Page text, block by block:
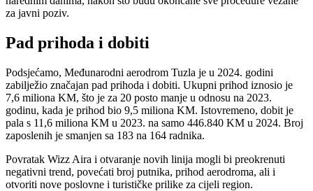
za javni poziv.
Pad prihoda i dobiti
Podsjećamo, Međunarodni aerodrom Tuzla je u 2024. godini
zabilježio značajan pad prihoda i dobiti. Ukupni prihod iznosio je
7,6 miliona KM, što je za 20 posto manje u odnosu na 2023.
godinu, kada je prihod bio 9,5 miliona KM. Istovremeno, dobit je
pala s 11,6 miliona KM u 2023. na samo 446.840 KM u 2024. Broj
zaposlenih je smanjen sa 183 na 164 radnika.
Povratak Wizz Aira i otvaranje novih linija mogli bi preokrenuti
negativni trend, povećati broj putnika, prihod aerodroma, ali i
otvoriti nove poslovne i turističke prilike za cijeli region.